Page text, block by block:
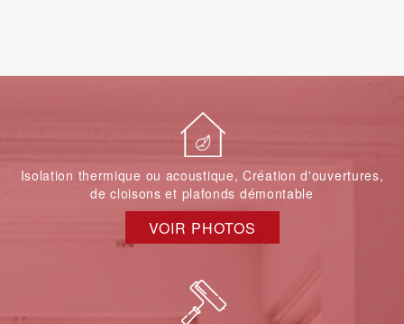
Isolation thermique ou acoustique, Création d'ouvertures,
de cloisons et plafonds démontable
VOIR PHOTOS